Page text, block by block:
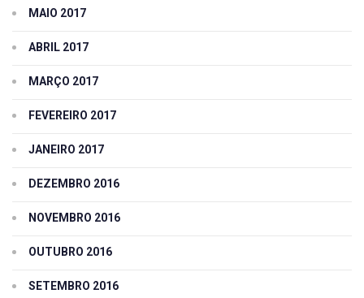
MAIO 2017
ABRIL 2017
MARÇO 2017
FEVEREIRO 2017
JANEIRO 2017
DEZEMBRO 2016
NOVEMBRO 2016
OUTUBRO 2016
SETEMBRO 2016